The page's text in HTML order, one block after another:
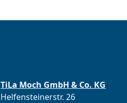
TiLa Moch GmbH & Co. KG
Helfensteinerstr. 26